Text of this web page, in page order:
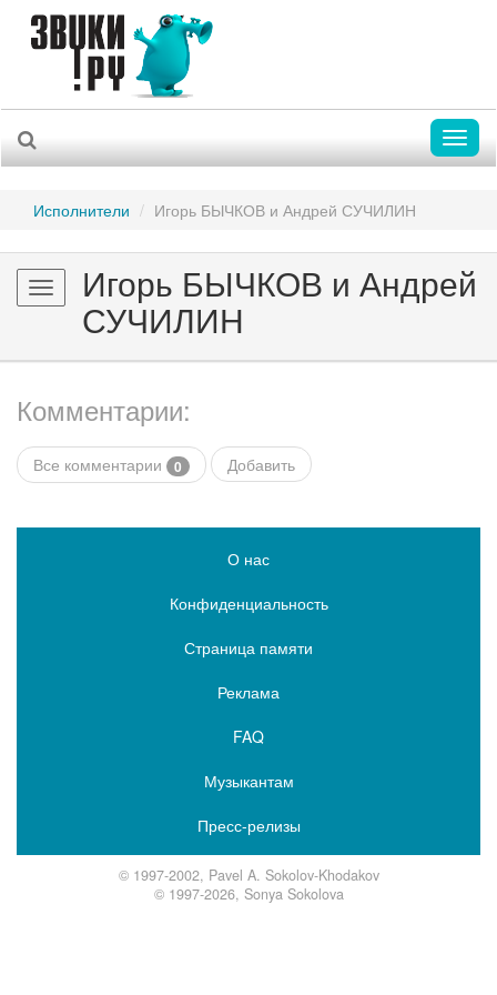
Исполнители Игорь БЫЧКОВ и Андрей СУЧИЛИН
Toggle
navigation
Игорь БЫЧКОВ и Андрей
СУЧИЛИН
Комментарии:
Все комментарии 0 Добавить
О нас
Конфиденциальность
Страница памяти
Реклама
FAQ
Музыкантам
Пресс-релизы
© 1997-2002, Pavel A. Sokolov-Khodakov
© 1997-2026, Sonya Sokolova